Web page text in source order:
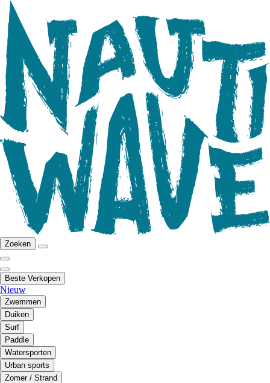
Zoeken
Beste Verkopen
Nieuw
Zwemmen
Duiken
Surf
Paddle
Watersporten
Urban sports
Zomer / Strand